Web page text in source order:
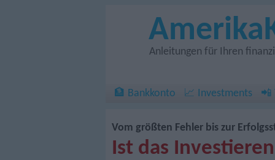
Anleitungen für Ihren
🏦 Bankkonto 📈 Investments 📲
Vom größten Fehler bis zur
Ist das